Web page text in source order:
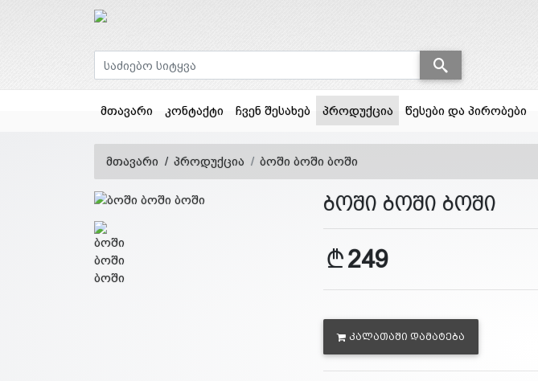
მთავარი კონტაქტი ჩვენ შესახებ პროდუქცია(current)
წესები და პირობები
მთავარი პროდუქცია ბოში ბოში ბოში
ბოში ბოში ბოში
249
ᲙᲐᲚᲐᲗᲐᲨᲘ ᲓᲐᲛᲐᲢᲔᲑᲐ